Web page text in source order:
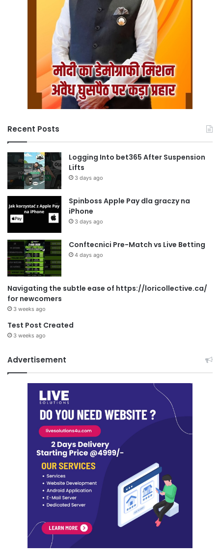
Recent Posts
Logging Into bet365 After Suspension
Lifts
3 days ago
Spinboss Apple Pay dla graczy na
iPhone
3 days ago
Conftecnici Pre-Match vs Live Betting
4 days ago
Navigating the subtle ease of https://loricollective.ca/
for newcomers
3 weeks ago
Test Post Created
3 weeks ago
Advertisement